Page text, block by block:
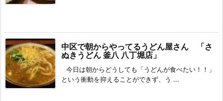
中区で朝からやってるうどん屋さん 「さ
ぬきうどん 釜八 八丁堀店」
今日は朝からどうしても「うどんが食べたい！！」
という衝動を抑えることができず、う ...